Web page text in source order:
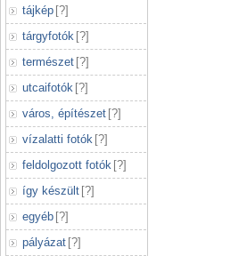
tájkép [?]
tárgyfotók [?]
természet [?]
utcaifotók [?]
város, építészet [?]
vízalatti fotók [?]
feldolgozott fotók [?]
így készült [?]
egyéb [?]
pályázat [?]